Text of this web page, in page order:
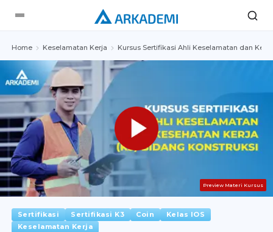
Home Keselamatan Kerja Kursus Sertifikasi Ahli Keselamatan dan
Preview Materi Kursus
Sertifikasi Sertifikasi K3 Coin
Kelas IOS
Keselamatan Kerja